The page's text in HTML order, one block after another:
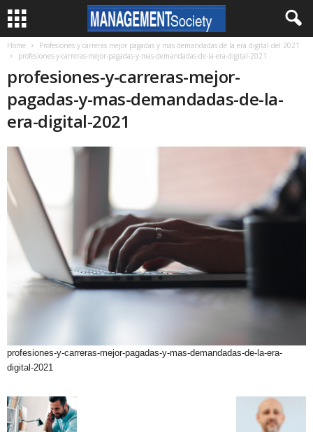
Home
Profesiones y carreras mejor pagadas y más demandadas de la era digital del 2021
profesiones-y-carreras-mejor-pagadas-y-mas-demandadas-de-la-era-digital-2021
profesiones-y-carreras-mejor-
pagadas-y-mas-demandadas-de-la-
era-digital-2021
profesiones-y-carreras-mejor-pagadas-y-mas-demandadas-de-la-era-
digital-2021